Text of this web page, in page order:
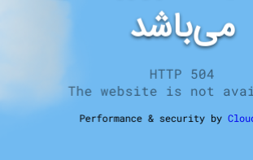
می‌باشد
HTTP 504
The website is not
Performance & security by